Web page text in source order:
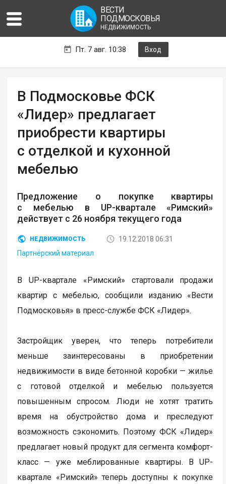
ВЕСТИ
ПОДМОСКОВЬЯ
НЕДВИЖИМОСТЬ
Пт. 7 авг. 10:38 Вход
В Подмосковье ФСК
«Лидер» предлагает
приобрести квартиры
с отделкой и кухонной
мебелью
Предложение о покупке квартиры
с мебелью в UP-квартале «Римский»
действует с 26 ноября текущего года
НЕДВИЖИМОСТЬ
19.12.2018 06:31
Партнёрский материал
В UP-квартале «Римский» стартовали продажи
квартир с мебелью, сообщили изданию «Вести
Подмосковья» в пресс-службе ФСК «Лидер».
Застройщик уверен, что теперь потребители
меньше заинтересованы в приобретении
недвижимости в виде бетонной коробки — жилье
с готовой отделкой и мебелью пользуется
повышенным спросом. Люди не хотят тратить
время на обустройство дома и преследуют
возможность сэкономить. Поэтому ФСК «Лидер»
предлагает новый продукт для сегмента комфорт-
класс — уже меблированные квартиры. В UP-
квартале «Римский» теперь доступны к покупке